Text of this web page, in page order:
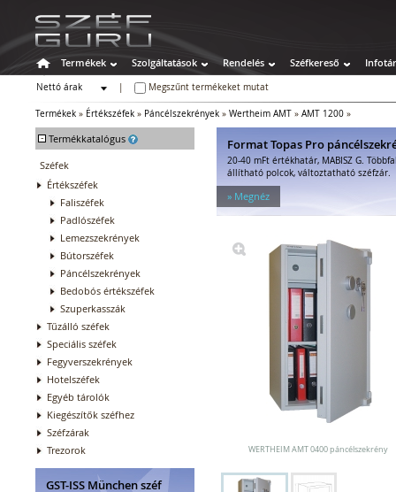
Termékek Szolgáltatások Rendelés Széfkereső Infotár
Nettó árak
Megszűnt termékeket mutat
Termékek » Értékszéfek » Páncélszekrények » Wertheim AMT » AMT 1200 »
- Termékkatalógus
Széfek
Értékszéfek
Faliszéfek
Padlószéfek
Lemezszekrények
Bútorszéfek
Páncélszekrények
Bedobós értékszéfek
Szuperkasszák
Tűzálló széfek
Speciális széfek
Fegyverszekrények
Hotelszéfek
Egyéb tárolók
Kiegészítők széfhez
Széfzárak
Trezorok
GST-ISS München széf
Format Topas Pro
20-40 mFt értékhatár, MABISZ G.
állítható polcok, változtatható széfzár.
» Megnéz
WERTHEIM AMT 0400 páncélszekrény